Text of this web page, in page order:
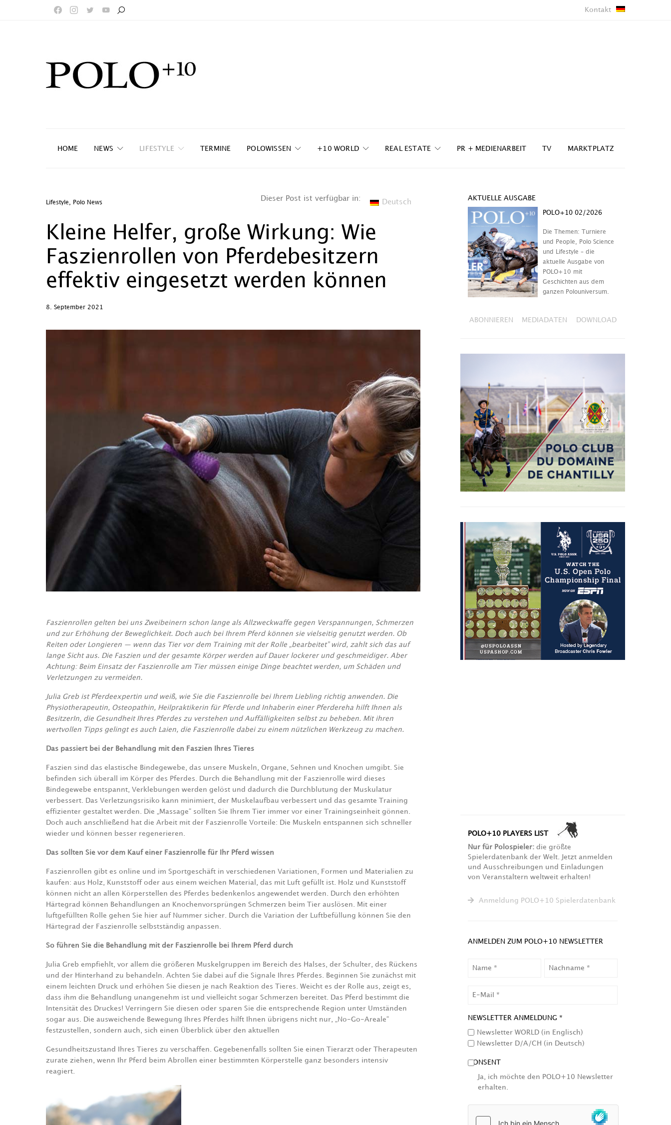
Kontakt
HOME NEWS LIFESTYLE TERMINE POLOWISSEN +10 WORLD REAL ESTATE PR + MEDIENARBEIT TV MARKTPLATZ
Lifestyle, Polo News
Dieser Post ist verfügbar in: Deutsch
Kleine Helfer, große Wirkung: Wie
Faszienrollen von Pferdebesitzern
effektiv eingesetzt werden können
8. September 2021
Faszienrollen gelten bei uns Zweibeinern schon lange als Allzweckwaffe gegen Verspannungen, Schmerzen
und zur Erhöhung der Beweglichkeit. Doch auch bei Ihrem Pferd können sie vielseitig genutzt werden. Ob
Reiten oder Longieren — wenn das Tier vor dem Training mit der Rolle „bearbeitet” wird, zahlt sich das auf
lange Sicht aus. Die Faszien und der gesamte Körper werden auf Dauer lockerer und geschmeidiger. Aber
Achtung: Beim Einsatz der Faszienrolle am Tier müssen einige Dinge beachtet werden, um Schäden und
Verletzungen zu vermeiden.
Julia Greb ist Pferdeexpertin und weiß, wie Sie die Faszienrolle bei Ihrem Liebling richtig anwenden. Die
Physiotherapeutin, Osteopathin, Heilpraktikerin für Pferde und Inhaberin einer Pferdereha hilft Ihnen als
BesitzerIn, die Gesundheit Ihres Pferdes zu verstehen und Auffälligkeiten selbst zu beheben. Mit ihren
wertvollen Tipps gelingt es auch Laien, die Faszienrolle dabei zu einem nützlichen Werkzeug zu machen.
Das passiert bei der Behandlung mit den Faszien Ihres Tieres
Faszien sind das elastische Bindegewebe, das unsere Muskeln, Organe, Sehnen und Knochen umgibt. Sie
befinden sich überall im Körper des Pferdes. Durch die Behandlung mit der Faszienrolle wird dieses
Bindegewebe entspannt, Verklebungen werden gelöst und dadurch die Durchblutung der Muskulatur
verbessert. Das Verletzungsrisiko kann minimiert, der Muskelaufbau verbessert und das gesamte Training
effizienter gestaltet werden. Die „Massage“ sollten Sie Ihrem Tier immer vor einer Trainingseinheit gönnen.
Doch auch anschließend hat die Arbeit mit der Faszienrolle Vorteile: Die Muskeln entspannen sich schneller
wieder und können besser regenerieren.
Das sollten Sie vor dem Kauf einer Faszienrolle für Ihr Pferd wissen
Faszienrollen gibt es online und im Sportgeschäft in verschiedenen Variationen, Formen und Materialien zu
kaufen: aus Holz, Kunststoff oder aus einem weichen Material, das mit Luft gefüllt ist. Holz und Kunststoff
können nicht an allen Körperstellen des Pferdes bedenkenlos angewendet werden. Durch den erhöhten
Härtegrad können Behandlungen an Knochenvorsprüngen Schmerzen beim Tier auslösen. Mit einer
luftgefüllten Rolle gehen Sie hier auf Nummer sicher. Durch die Variation der Luftbefüllung können Sie den
Härtegrad der Faszienrolle selbstständig anpassen.
So führen Sie die Behandlung mit der Faszienrolle bei Ihrem Pferd durch
Julia Greb empfiehlt, vor allem die größeren Muskelgruppen im Bereich des Halses, der Schulter, des Rückens
und der Hinterhand zu behandeln. Achten Sie dabei auf die Signale Ihres Pferdes. Beginnen Sie zunächst mit
einem leichten Druck und erhöhen Sie diesen je nach Reaktion des Tieres. Weicht es der Rolle aus, zeigt es,
dass ihm die Behandlung unangenehm ist und vielleicht sogar Schmerzen bereitet. Das Pferd bestimmt die
Intensität des Druckes! Verringern Sie diesen oder sparen Sie die entsprechende Region unter Umständen
sogar aus. Die ausweichende Bewegung Ihres Pferdes hilft Ihnen übrigens nicht nur, „No-Go-Areale“
festzustellen, sondern auch, sich einen Überblick über den aktuellen
Gesundheitszustand Ihres Tieres zu verschaffen. Gegebenenfalls sollten Sie einen Tierarzt oder Therapeuten
zurate ziehen, wenn Ihr Pferd beim Abrollen einer bestimmten Körperstelle ganz besonders intensiv
reagiert.
AKTUELLE AUSGABE
POLO+10 02/2026
Die Themen: Turniere
und People, Polo Science
und Lifestyle – die
aktuelle Ausgabe von
POLO+10 mit
Geschichten aus dem
ganzen Polouniversum.
ABONNIEREN MEDIADATEN DOWNLOAD
POLO+10 PLAYERS LIST
Nur für Polospieler:die größte
Spielerdatenbank der Welt. Jetzt anmelden
und Ausschreibungen und Einladungen
von Veranstaltern weltweit erhalten!
Anmeldung POLO+10 Spielerdatenbank
ANMELDEN ZUM POLO+10 NEWSLETTER
NEWSLETTER ANMELDUNG *
Newsletter WORLD (in Englisch)
Newsletter D/A/CH (in Deutsch)
CONSENT
Ja, ich möchte den POLO+10 Newsletter
erhalten.